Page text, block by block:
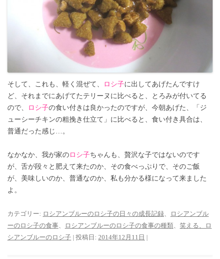
そして、これも、軽く混ぜて、 ロシ子に出してあげたんですけ
ど、それまでにあげてたテリーヌに比べると、とろみが付いてる
ので、
ロシ子の食い付きは良かったのですが、今朝あげた、「ジ
ューシーチキンの粗挽き仕立て」に比べると、食い付き具合は、
普通だった感じ…。
なかなか、我が家のロシ子ちゃんも、贅沢な子ではないのです
が、舌が段々と肥えて来たのか、その食べっぷりで、そのご飯
が、美味しいのか、普通なのか、私も分かる様になって来ました
よ。
カテゴリー: ロシアンブルーのロシ子の日々の成長記録、
ロシアンブル
ーのロシ子の食事、 ロシアンブルーのロシ子の食事の種類、 笑える、ロ
シアンブルーのロシ子 | 投稿日: 2014年12月11日 |